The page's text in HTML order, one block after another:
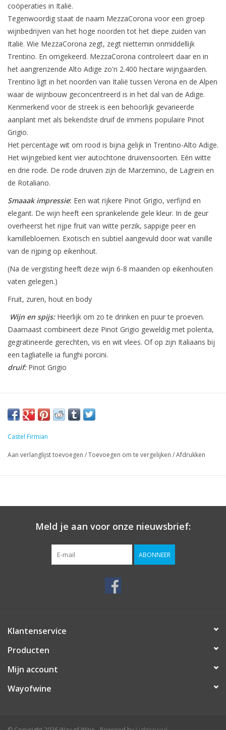
coöperaties in Italië.
Tegenwoordig staat de naam MezzaCorona voor een groep
wijnbedrijven van het hoge noorden tot het diepe zuiden van
Italië. Wie MezzaCorona zegt, zegt niettemin onmiddellijk
Trentino. En omgekeerd. MezzaCorona controleert daar en in
het aangrenzende Alto Adige zo'n 2.400 hectare wijngaarden.
Trentino ligt in het noorden van Italië tussen Verona en de Alpen
waar de wijnbouw geconcentreerd is in het dal van de Adige.
Kenmerkend voor de streek is een behoorlijk gevarieerde
aanplant met als bekendste druif de immens populaire Pinot
Grigio.
Het percentage wit om rood is bijna gelijk in Trentino-Alto Adige.
Het wijngebied kent vier autochtone druivensoorten. Eén witte
en drie rode. De rode druiven zijn de Marzemino, de Lagrein en
de Rotaliano.
Smaaak impressie: Een wat rijkere Pinot Grigio, verfijnd en
elegant. De wijn heeft een sprankelende gele kleur. In de geur
overheerst het rijpe fruit van witte perzik, sappige peer en
kamillebloemen. Exotisch en subtiel aangevuld door wat vanille
van de rijping op eikenhout.
(Na de vergisting heeft deze wijn 6-8 maanden op eikenhouten
vaten gelegen.)
Fruit, zuren, hout en body
Wijn en spijs: Heerlijk om zo te drinken en puur te proeven.
Daarnaast combineert deze Pinot Grigio geweldig met polenta,
gegratineerde gerechten, vis en wit vlees. Of op zijn Italiaans bij
een tagliatelle ia funghi porcini.
druif:Pinot Grigio
Castel Firmian
Aan verlanglijst toevoegen /Toevoegen om te vergelijken /Afdrukken
Meld je aan voor onze nieuwsbrief:
ABONNEER
Klantenservice
Producten
Mijn account
Wayofwine